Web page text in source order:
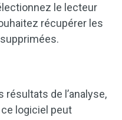
le lecteur
récupérer les
résultats de l’analyse,
logiciel peut